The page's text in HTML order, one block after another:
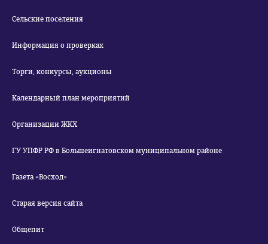
Сельские поселения
Информация о проверках
Торги, конкурсы, аукционы
Календарный план мероприятий
Организации ЖКХ
ГУ УПФР РФ в Большеигнатовском муниципальном районе
Газета «Восход»
Старая версия сайта
Общепит